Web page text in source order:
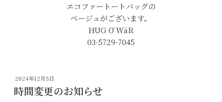
エコファートートバッグの
ベージュがございます。
HUG Ō WäR
03-5729-7045
投
稿
日:
2024年12月5日
時間変更のお知らせ